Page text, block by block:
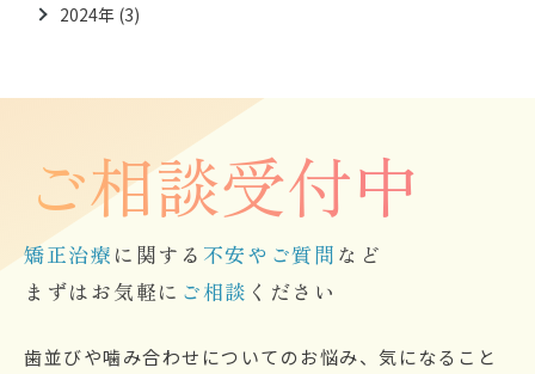
2024年 (3)
ご相談受付中
矯正治療 に関する 不安やご質問 など
まずはお気軽に ご相談 ください
歯並びや噛み合わせについてのお悩み、気になること